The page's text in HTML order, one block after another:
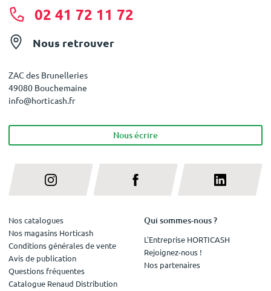
02 41 72 11 72
Nous retrouver
ZAC des Brunelleries
49080 Bouchemaine
info@horticash.fr
Nous écrire
Nos catalogues
Nos magasins Horticash
Conditions générales de vente
Avis de publication
Questions fréquentes
Catalogue Renaud Distribution
Qui sommes-nous ?
L'Entreprise HORTICASH
Rejoignez-nous !
Nos partenaires